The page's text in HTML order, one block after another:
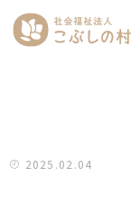
2025.02.04